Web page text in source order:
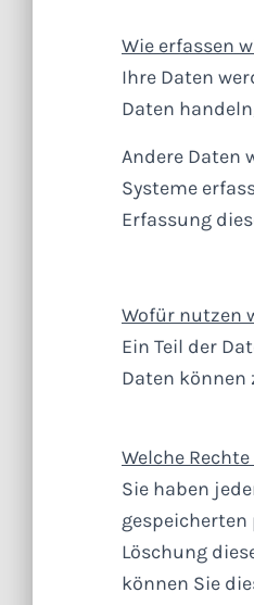
Wie erfassen
Ihre Daten
Daten
Andere Daten
Systeme
Erfassung
Wofür nutzen
Ein Teil der
Daten können
Welche
Sie haben
gespeicherten
Löschung
können Sie